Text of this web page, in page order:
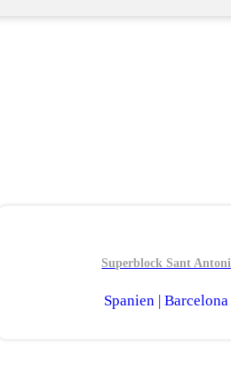
Superblock Sant Antoni
Spanien | Barcelona